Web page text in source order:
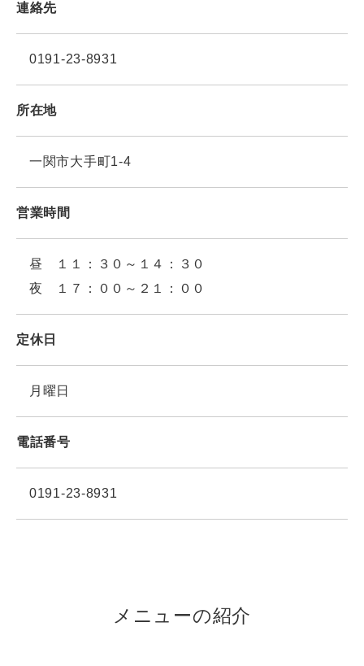
連絡先
0191-23-8931
所在地
一関市大手町1-4
営業時間
昼 １１：３０～１４：３０
夜 １７：００～２１：００
定休日
月曜日
電話番号
0191-23-8931
メニューの紹介